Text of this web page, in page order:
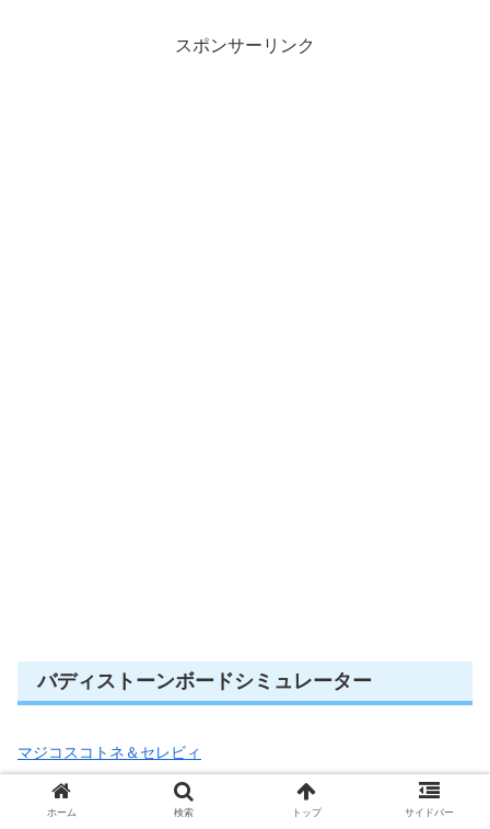
スポンサーリンク
バディストーンボードシミュレーター
マジコスコトネ＆セレビィ
バディストーンボード
シミュレーター
ホーム 検索 トップ サイドバー